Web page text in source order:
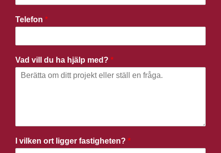
Telefon *
Vad vill du ha hjälp med? *
I vilken ort ligger fastigheten? *